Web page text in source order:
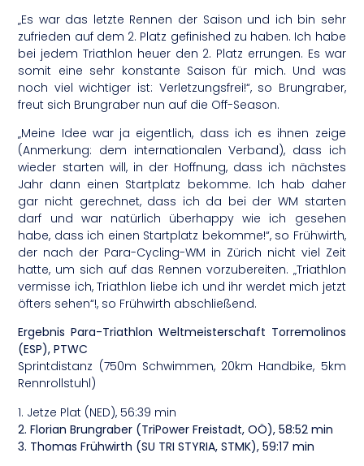
„Es war das letzte Rennen der Saison und ich bin sehr
zufrieden auf dem 2. Platz gefinished zu haben. Ich habe
bei jedem Triathlon heuer den 2. Platz errungen. Es war
somit eine sehr konstante Saison für mich. Und was
noch viel wichtiger ist: Verletzungsfrei!“, so Brungraber,
freut sich Brungraber nun auf die Off-Season.
„Meine Idee war ja eigentlich, dass ich es ihnen zeige
(Anmerkung: dem internationalen Verband), dass ich
wieder starten will, in der Hoffnung, dass ich nächstes
Jahr dann einen Startplatz bekomme. Ich hab daher
gar nicht gerechnet, dass ich da bei der WM starten
darf und war natürlich überhappy wie ich gesehen
habe, dass ich einen Startplatz bekomme!“, so Frühwirth,
der nach der Para-Cycling-WM in Zürich nicht viel Zeit
hatte, um sich auf das Rennen vorzubereiten. „Triathlon
vermisse ich, Triathlon liebe ich und ihr werdet mich jetzt
öfters sehen“!, so Frühwirth abschließend.
Ergebnis Para-Triathlon Weltmeisterschaft Torremolinos
(ESP), PTWC
Sprintdistanz (750m Schwimmen, 20km Handbike, 5km
Rennrollstuhl)
1. Jetze Plat (NED), 56:39 min
2. Florian Brungraber (TriPower Freistadt, OÖ), 58:52 min
3. Thomas Frühwirth (SU TRI STYRIA, STMK), 59:17 min